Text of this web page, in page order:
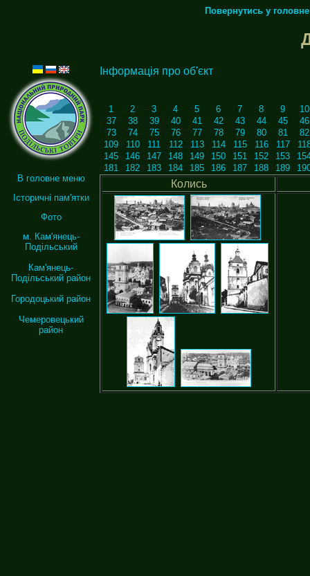
Повернутись у
В головне меню
Історичні пам'ятки
Фото
м. Кам'янець-
Подільський
Кам'янець-
Подільський район
Городоцький район
Чемеровецький
район
Інформація про об'єкт
1 2 3 4 5 6 7 8 9
10
37
38 39 40 41 42 43 44 45
46
73
74 75 76 77 78 79 80 81
82
109
110 111 112 113 114 115 116 117
145
146 147 148 149 150 151 152 153
181
182 183 184 185 186 187 188 189
Колись